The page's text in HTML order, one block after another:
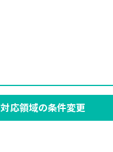
対応領域の条件変更